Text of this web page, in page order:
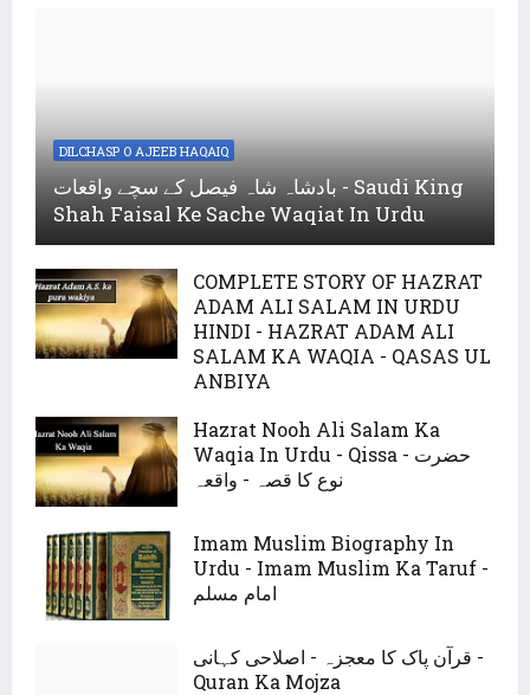
DILCHASP O AJEEB HAQAIQ
بادشاہ شاہ فیصل کے سچے واقعات - Saudi King
Shah Faisal Ke Sache Waqiat In Urdu
COMPLETE STORY OF HAZRAT
ADAM ALI SALAM IN URDU
HINDI - HAZRAT ADAM ALI
SALAM KA WAQIA - QASAS UL
ANBIYA
Hazrat Nooh Ali Salam Ka
Waqia In Urdu - Qissa - حضرت
نوع کا قصہ - واقعہ
Imam Muslim Biography In
Urdu - Imam Muslim Ka Taruf -
امام مسلم
قرآن پاک کا معجزہ - اصلاحی کہانی -
Quran Ka Mojza